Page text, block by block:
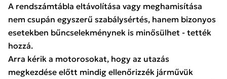
A rendszámtábla eltávolítása vagy meghamisítása
nem csupán egyszerű szabálysértés, hanem bizonyos
esetekben bűncselekménynek is minősülhet - tették
hozzá.
Arra kérik a motorosokat, hogy az utazás
megkezdése előtt mindig ellenőrizzék járművük